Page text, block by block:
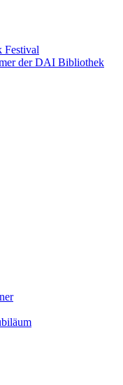
Festival
der DAI Bibliothek